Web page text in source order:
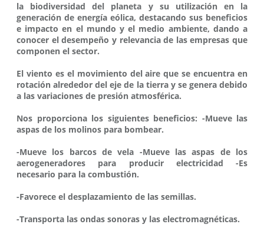
la biodiversidad del planeta y su utilización en la
generación de energía eólica, destacando sus beneficios
e impacto en el mundo y el medio ambiente, dando a
conocer el desempeño y relevancia de las empresas que
componen el sector.
El viento es el movimiento del aire que se encuentra en
rotación alrededor del eje de la tierra y se genera debido
a las variaciones de presión atmosférica.
Nos proporciona los siguientes beneficios: -Mueve las
aspas de los molinos para bombear.
-Mueve los barcos de vela -Mueve las aspas de los
aerogeneradores para producir electricidad -Es
necesario para la combustión.
-Favorece el desplazamiento de las semillas.
-Transporta las ondas sonoras y las electromagnéticas.